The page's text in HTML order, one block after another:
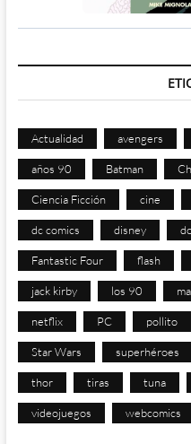
Actualidad avengers
años 90 Batman
Ciencia Ficción cine
dc comics disney
Fantastic Four flash
jack kirby los 90
netflix PC pollito
Star Wars superhéroes
thor tiras tuna
videojuegos webcomics